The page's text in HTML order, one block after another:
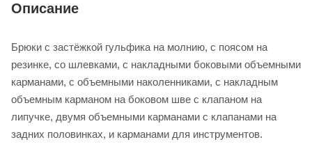
Описание
Брюки с застёжкой гульфика на молнию, с поясом на
резинке, со шлевками, с накладными боковыми объемными
карманами, с объемными наколенниками, с накладным
объемным карманом на боковом шве с клапаном на
липучке, двумя объемными карманами с клапанами на
задних половинках, и карманами для инструментов.